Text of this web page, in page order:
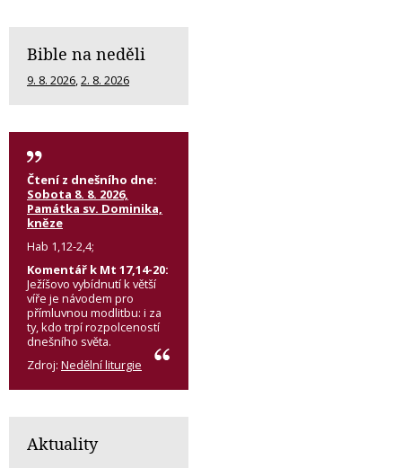
Bible na neděli
9. 8. 2026,2. 8. 2026
Čtení z dnešního dne:
Sobota 8. 8. 2026,
Památka sv. Dominika,
kněze
Hab 1,12-2,4;
Komentář k Mt 17,14-20:
Ježíšovo vybídnutí k větší
víře je návodem pro
přímluvnou modlitbu: i za
ty, kdo trpí rozpolceností
dnešního světa.
Zdroj: Nedělní liturgie
Aktuality